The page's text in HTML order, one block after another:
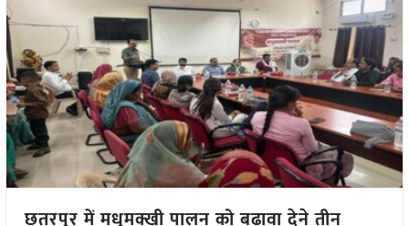
छतरपुर में मधुमक्खी पालन को बढ़ावा देने तीन